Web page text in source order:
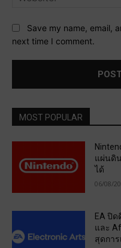
Save my name, email,
next time I comment.
MOST POPULAR
แผ่นดิ
ได้
06/08/
EA ปิด
และ
สุดกา